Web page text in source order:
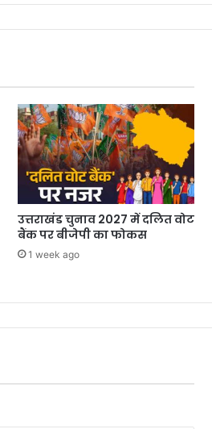
उत्तराखंड चुनाव 2027 में दलित वोट
बैंक पर बीजेपी का फोकस
1 week ago